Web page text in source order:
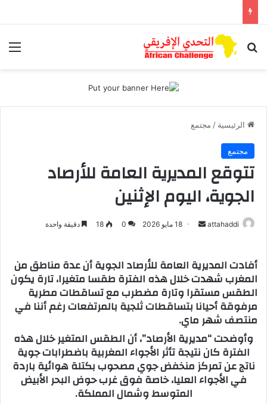
بحث عن
الرئيسية / مجتمع
مجتمع
تتوقع المديرية العامة للأرصاد
الجوية، اليوم الإثنين
attahaddi
ل
ب
ر
ي
د
ا
إ
ك
18 مايو 2026 0
18 دقيقة واحدة
أفادت المديرية العامة للأرصاد الجوية أن عدة مناطق من
المغرب شهدت خلال هذه الفترة طقسا متغيرا، تارة يكون
الطقس مستقرا وتارة مضطرب مع تساقطات مطرية
مرفوقة أحيانا بتساقطات ثلجية بالمرتفعات رغم أننا في
منتصف شهر ماي.
وأوضحت “مديرية الأرصاد”، أن الطقس المتغير خلال هذه
الفترة كان نتيجة تأثر الأجواء المغربية باضطرابات جوية
ناتج عن تمركز منخفض جوي مصحوب بكتلة هوائية باردة
في الأجواء العليا، خاصة فوق غرب حوض البحر الأبيض
المتوسط وشمال المملكة.